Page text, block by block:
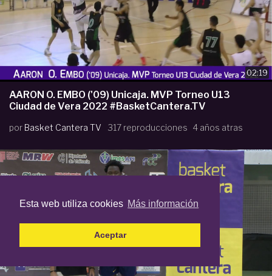
Esta web utiliza cookies Más información
Aceptar
02:19
AARON O. EMBO ('09) Unicaja. MVP Torneo U13
Ciudad de Vera 2022 #BasketCantera.TV
por Basket Cantera TV 317 reproducciones 4 años atras